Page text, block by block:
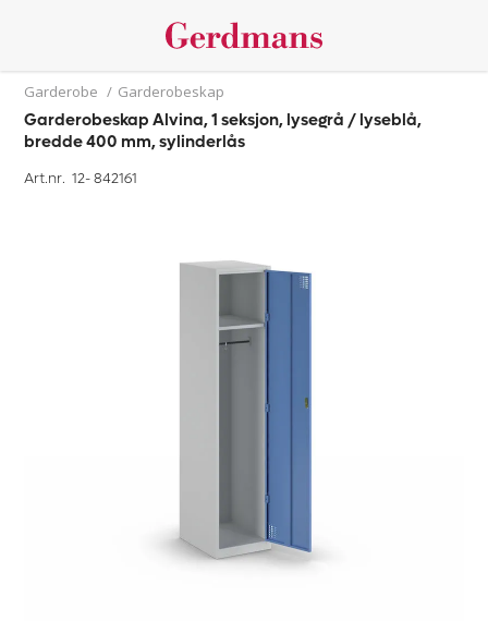
Garderobe / Garderobeskap
Garderobeskap Alvina, 1 seksjon, lysegrå / lyseblå,
bredde 400 mm, sylinderlås
Art.nr. 12-842161